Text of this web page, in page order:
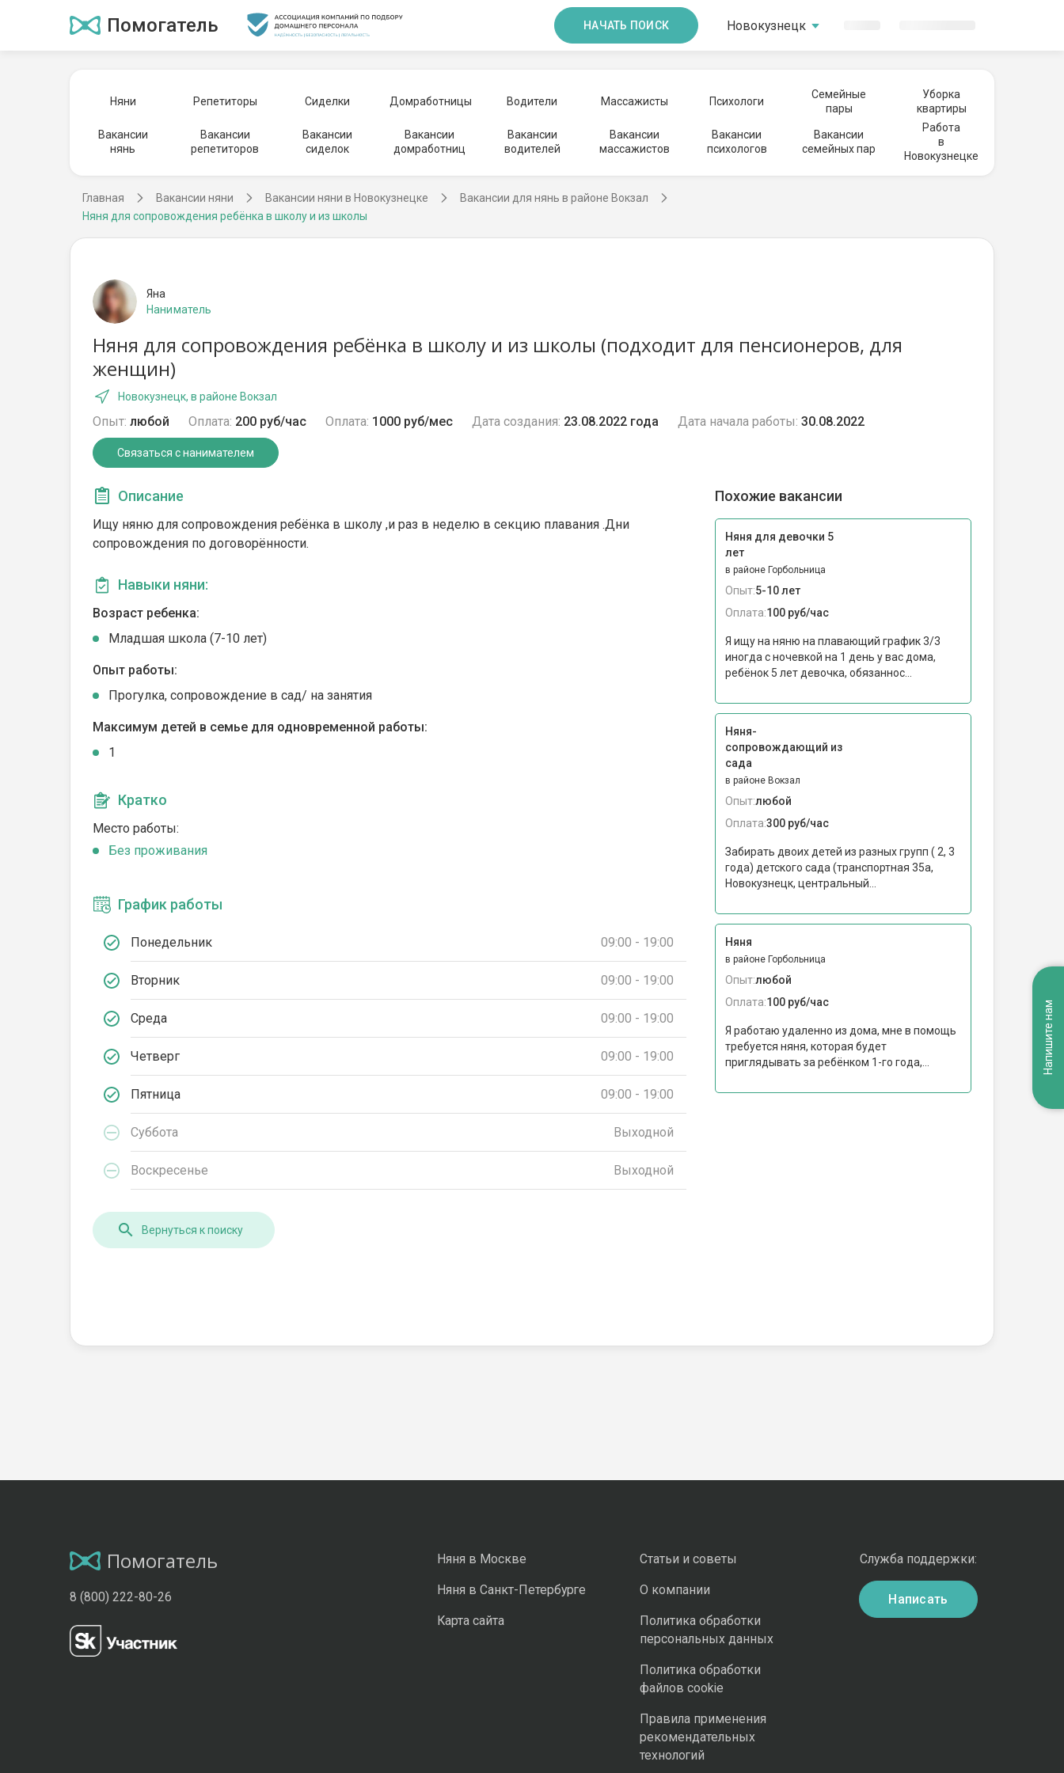
Помогатель НАЧАТЬ ПОИСК Новокузнецк
Няни Репетиторы Сиделки Домработницы Водители Массажисты Психологи
Семейные
пары
Уборка
квартиры
Вакансии
нянь
Вакансии
репетиторов
Вакансии
сиделок
Вакансии
домработниц
Вакансии
водителей
Вакансии
массажистов
Вакансии
психологов
Вакансии
семейных пар
Работа
в
Новокузнецке
Главная Вакансии няни Вакансии няни в Новокузнецке
Вакансии для нянь в районе Вокзал
Няня для сопровождения ребёнка в школу и из школы
Яна
Наниматель
Няня для сопровождения ребёнка в школу и из школы (подходит для пенсионеров, для
женщин)
Новокузнецк, в районе Вокзал
Опыт: любой Оплата: 200 руб/час Оплата: 1000 руб/мес Дата создания: 23.08.2022 года Дата начала работы: 30.08.2022
Связаться с нанимателем
Описание
Ищу няню для сопровождения ребёнка в школу ,и раз в неделю в секцию плавания .Дни
сопровождения по договорённости.
Навыки няни:
Возраст ребенка:
Младшая школа (7-10 лет)
Опыт работы:
Прогулка, сопровождение в сад/ на занятия
Максимум детей в семье для одновременной работы:
1
Кратко
Место работы:
Без проживания
График работы
Понедельник 09:00 - 19:00
Вторник 09:00 - 19:00
Среда 09:00 - 19:00
Четверг 09:00 - 19:00
Пятница 09:00 - 19:00
Суббота Выходной
Воскресенье Выходной
Похожие вакансии
Няня для девочки 5
лет
в районе Горбольница
Опыт:5-10 лет
Оплата:100 руб/час
Я ищу на няню на плавающий график 3/3
иногда с ночевкой на 1 день у вас дома,
ребёнок 5 лет девочка, обязаннос...
Няня-
сопровождающий из
сада
в районе Вокзал
Опыт:любой
Оплата:300 руб/час
Забирать двоих детей из разных групп ( 2, 3
года) детского сада (транспортная 35а,
Новокузнецк, центральный...
Няня
в районе Горбольница
Опыт:любой
Оплата:100 руб/час
Я работаю удаленно из дома, мне в помощь
требуется няня, которая будет
приглядывать за ребёнком 1-го года,...
Вернуться к поиску
Помогатель
8 (800) 222-80-26
Няня в Москве
Няня в Санкт-Петербурге
Карта сайта
Статьи и советы
О компании
Политика обработки
персональных данных
Политика обработки
файлов cookie
Правила применения
рекомендательных
технологий
Служба поддержки:
Написать
Напишите нам